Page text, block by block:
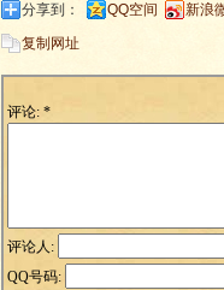
分享到： QQ空间 新浪
复制网址